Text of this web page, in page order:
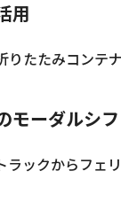
用
たたみコンテ
モーダルシ
ックからフェ